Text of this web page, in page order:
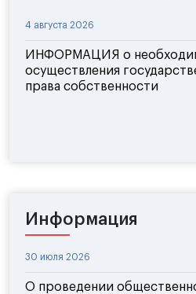
4 августа 2026
ИНФОРМАЦИЯ о
осуществления
права собственности
Информация
30 июля 2026
О проведении